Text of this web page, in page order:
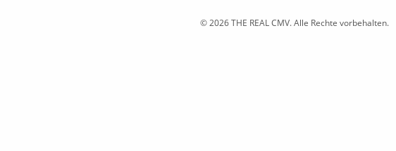
© 2026THE REAL CMV. Alle Rechte vorbehalten.